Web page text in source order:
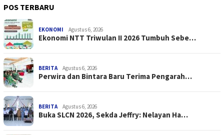
POS TERBARU
EKONOMI Agustus 6, 2026
Ekonomi NTT Triwulan II 2026 Tumbuh Sebe…
BERITA Agustus 6, 2026
Perwira dan Bintara Baru Terima Pengarah…
BERITA Agustus 6, 2026
Buka SLCN 2026, Sekda Jeffry: Nelayan Ha…